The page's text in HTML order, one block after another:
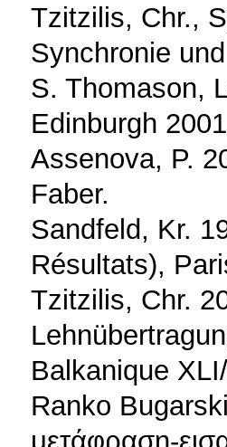
Tzitzilis, Chr.,
Synchronie
S. Thomason,
Edinburgh
Assenova, P.
Faber.
Sandfeld, Kr.
Résultats),
Tzitzilis, Chr.
Balkanique
Ranko